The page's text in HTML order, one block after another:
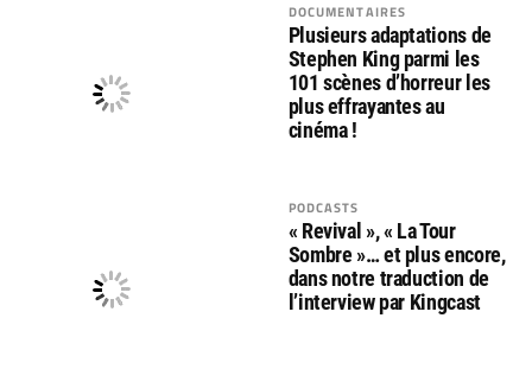
DOCUMENTAIRES
Plusieurs adaptations de
Stephen King parmi les
101 scènes d’horreur les
plus effrayantes au
cinéma !
PODCASTS
« Revival », « La Tour
Sombre »… et plus encore,
dans notre traduction de
l’interview par Kingcast